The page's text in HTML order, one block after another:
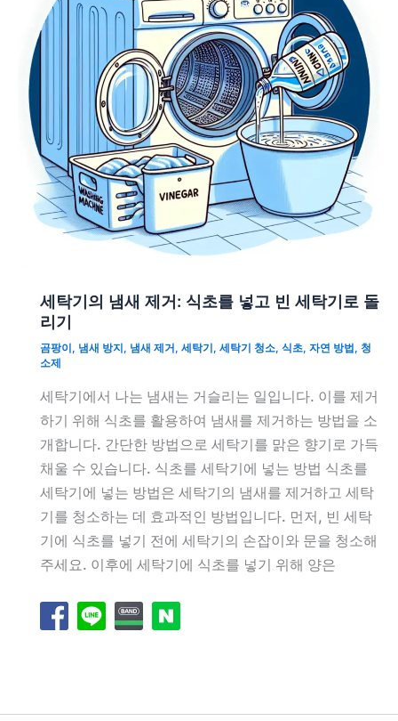
세탁기의 냄새 제거: 식초를 넣고 빈 세탁기로 돌
리기
곰팡이 , 냄새 방지 , 냄새 제거 , 세탁기 , 세탁기 청소, 식초, 자연 방법 , 청
소제
세탁기에서 나는 냄새는 거슬리는 일입니다. 이를 제거
하기 위해 식초를 활용하여 냄새를 제거하는 방법을 소
개합니다. 간단한 방법으로 세탁기를 맑은 향기로 가득
채울 수 있습니다. 식초를 세탁기에 넣는 방법 식초를
세탁기에 넣는 방법은 세탁기의 냄새를 제거하고 세탁
기를 청소하는 데 효과적인 방법입니다. 먼저, 빈 세탁
기에 식초를 넣기 전에 세탁기의 손잡이와 문을 청소해
주세요. 이후에 세탁기에 식초를 넣기 위해 양은